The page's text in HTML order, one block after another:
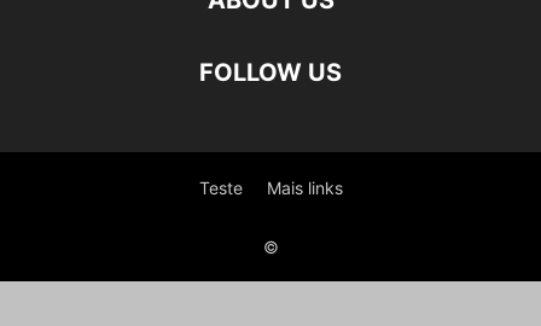
FOLLOW US
Teste Mais links
©